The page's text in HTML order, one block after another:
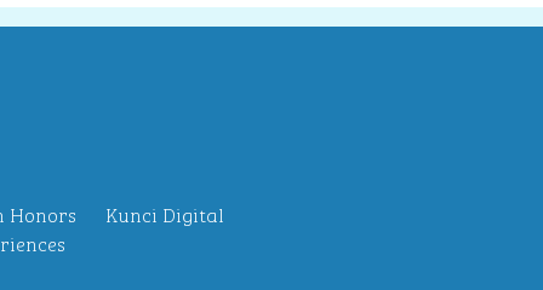
Honors
Kunci Digital